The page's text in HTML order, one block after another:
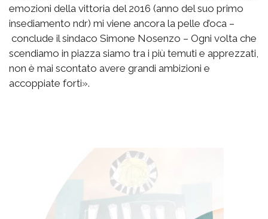
emozioni della vittoria del 2016 (anno del suo primo
insediamento ndr) mi viene ancora la pelle d’oca –
conclude il sindaco Simone Nosenzo – Ogni volta che
scendiamo in piazza siamo tra i più temuti e apprezzati,
non è mai scontato avere grandi ambizioni e
accoppiate forti».